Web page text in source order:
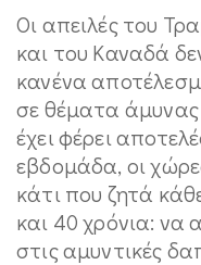
Οι απειλές του
και του Καναδά
κανένα
σε θέματα άμυνας
έχει φέρει
εβδομάδα, οι
κάτι που ζητά
και 40 χρόνια: να
στις αμυντικές